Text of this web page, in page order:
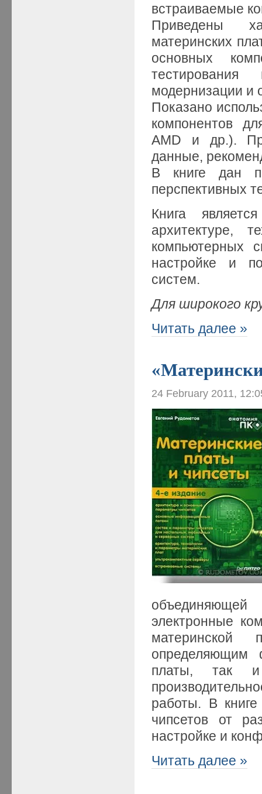
встраиваемые
Приведены
материнских
основных
модернизации и
Показано
компонентов
AMD и др.).
данные,
В книге дан
перспективных
Книга
архитектуре,
компьютерных
настройке и
систем.
Для широкого
Читать далее »
24 February 2011,
электронные
материнской
определяющим
платы, так
работы. В
чипсетов от
настройке и
Читать далее »